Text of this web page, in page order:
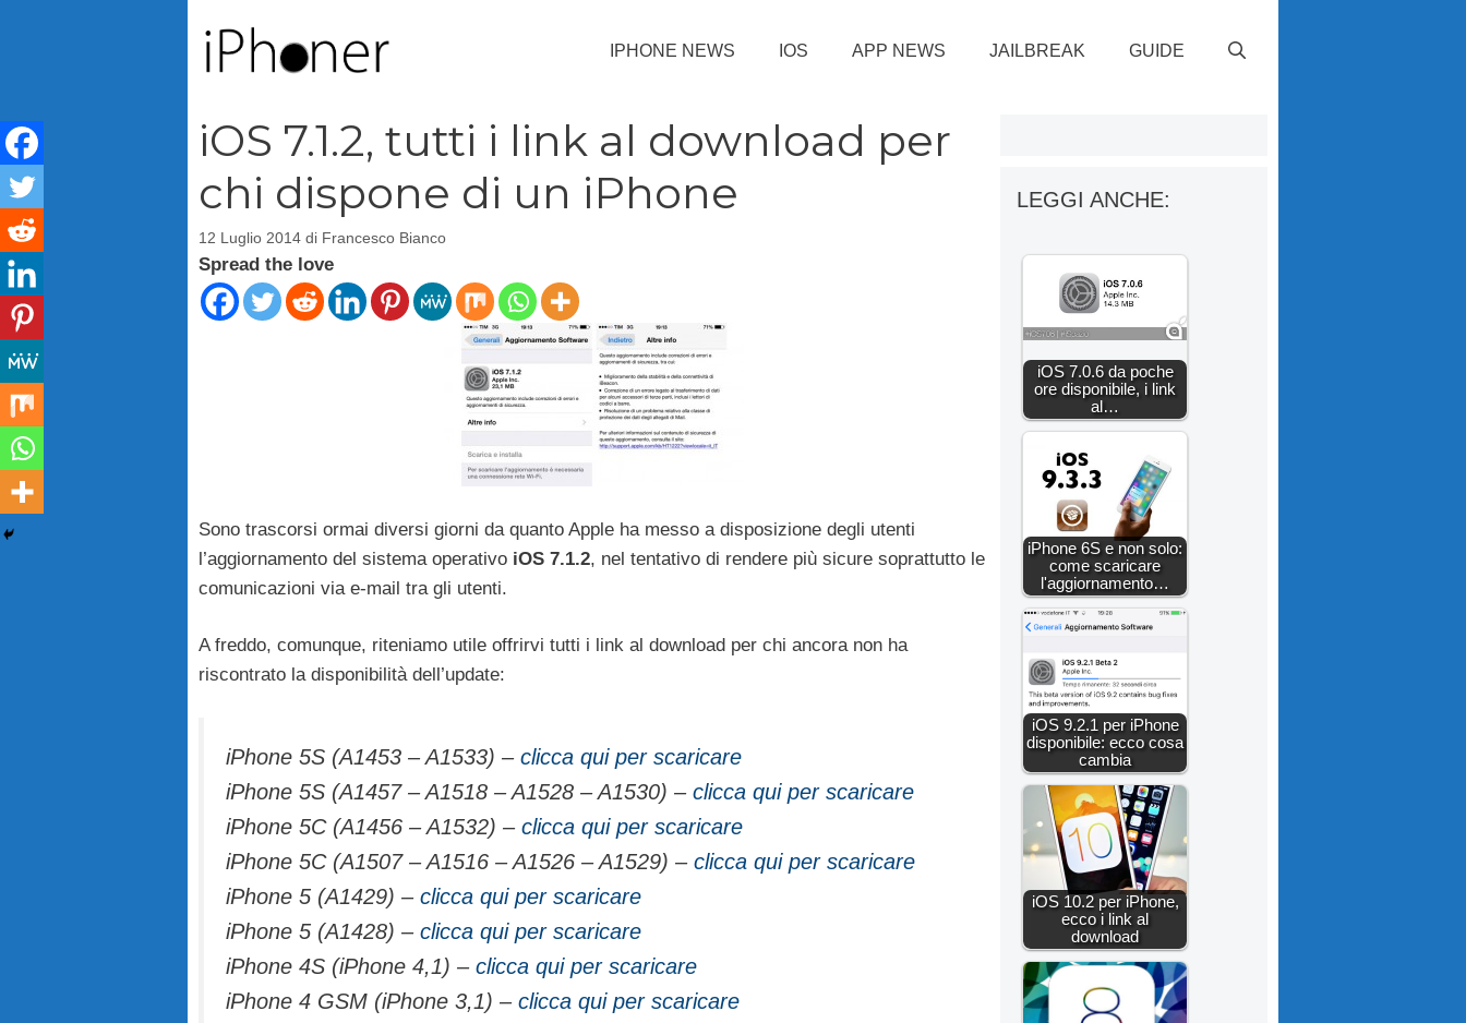
IPHONE NEWS IOS APP NEWS JAILBREAK GUIDE
iOS 7.1.2, tutti i link al download per
chi dispone di un iPhone
12 Luglio 2014 di Francesco Bianco
Spread the love
Sono trascorsi ormai diversi giorni da quanto Apple ha messo a disposizione degli utenti
l’aggiornamento del sistema operativo iOS 7.1.2, nel tentativo di rendere più sicure soprattutto le
comunicazioni via e-mail tra gli utenti.
A freddo, comunque, riteniamo utile offrirvi tutti i link al download per chi ancora non ha
riscontrato la disponibilità dell’update:
iPhone 5S (A1453 – A1533) – clicca qui per scaricare
iPhone 5S (A1457 – A1518 – A1528 – A1530) – clicca qui per scaricare
iPhone 5C (A1456 – A1532) – clicca qui per scaricare
iPhone 5C (A1507 – A1516 – A1526 – A1529) – clicca qui per scaricare
iPhone 5 (A1429) – clicca qui per scaricare
iPhone 5 (A1428) – clicca qui per scaricare
iPhone 4S (iPhone 4,1) – clicca qui per scaricare
iPhone 4 GSM (iPhone 3,1) – clicca qui per scaricare
LEGGI ANCHE:
iOS 7.0.6 da poche
ore disponibile, i link
al…
iPhone 6S e non solo:
come scaricare
l'aggiornamento…
iOS 9.2.1 per iPhone
disponibile: ecco cosa
cambia
iOS 10.2 per iPhone,
ecco i link al
download